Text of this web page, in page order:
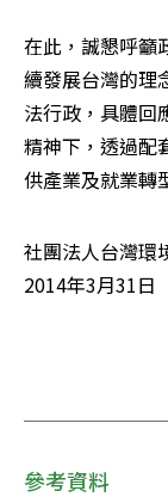
在此，誠懇呼籲
續發展台灣的理
法行政，具體回
精神下，透過配
供產業及就業轉
社團法人台灣環
2014年3月31日
參考資料